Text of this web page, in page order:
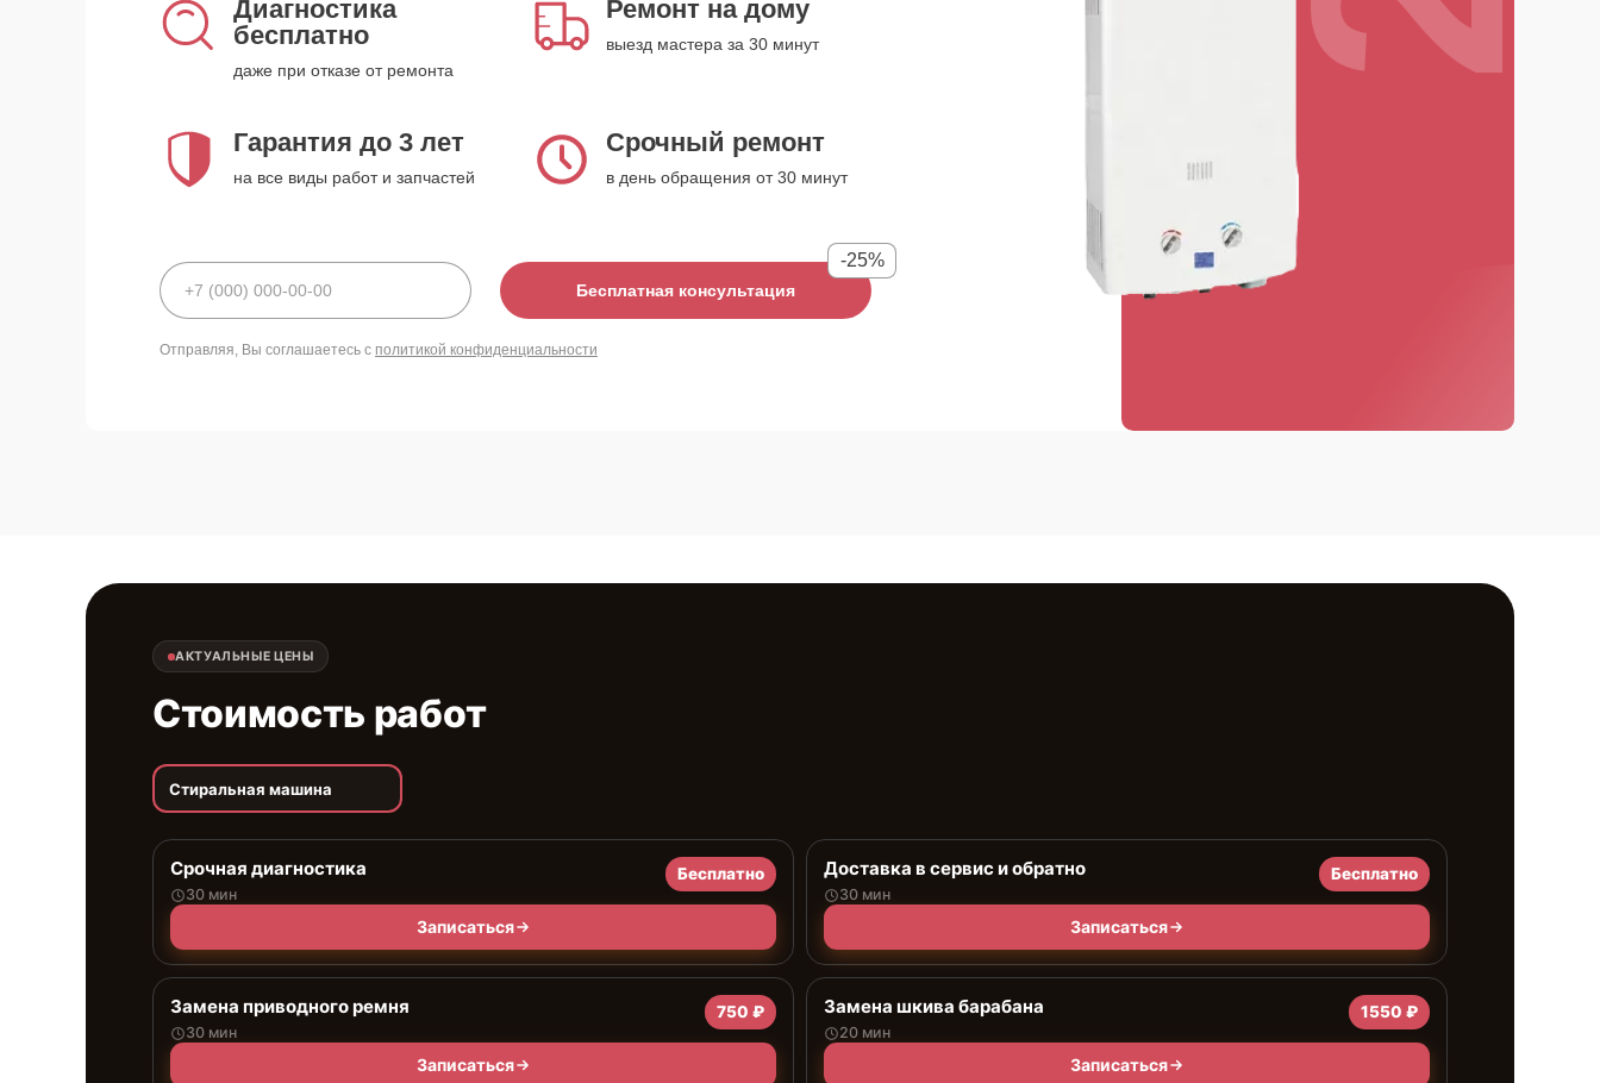
Диагностика
бесплатно
даже при отказе от ремонта
Ремонт на дому
выезд мастера за 30 минут
Гарантия до 3 лет
на все виды работ и запчастей
Срочный ремонт
в день обращения от 30 минут
Бесплатная консультация
-25%
Отправляя, Вы соглашаетесь с политикой конфиденциальности
АКТУАЛЬНЫЕ ЦЕНЫ
Стоимость работ
Стиральная машина
Срочная диагностика
30 мин
Бесплатно
Записаться
Доставка в сервис и обратно
30 мин
Бесплатно
Записаться
Замена приводного ремня
30 мин
750 ₽
Записаться
Замена шкива барабана
20 мин
1550 ₽
Записаться